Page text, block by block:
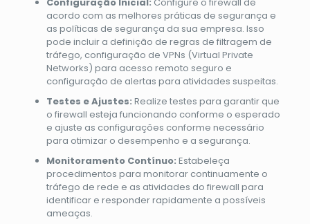
acordo com as melhores práticas de segurança e
as políticas de segurança da sua empresa. Isso
pode incluir a definição de regras de filtragem de
tráfego, configuração de VPNs (Virtual Private
Networks) para acesso remoto seguro e
configuração de alertas para atividades suspeitas.
Testes e Ajustes: Realize testes para garantir que
o firewall esteja funcionando conforme o esperado
e ajuste as configurações conforme necessário
para otimizar o desempenho e a segurança.
Monitoramento Contínuo: Estabeleça
procedimentos para monitorar continuamente o
tráfego de rede e as atividades do firewall para
identificar e responder rapidamente a possíveis
ameaças.